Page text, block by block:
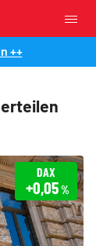
++
DAX
+0,05%